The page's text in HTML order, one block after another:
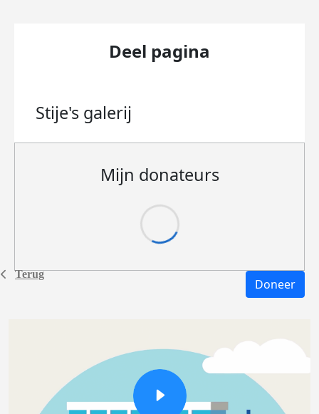
Terug
Deel pagina
Stije's galerij
Mijn donateurs
Doneer